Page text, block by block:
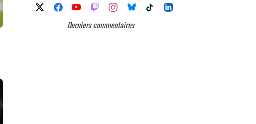
Derniers commentaires